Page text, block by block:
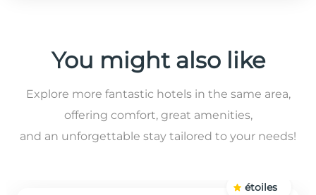
You might also like
Explore more fantastic hotels in the same area,
offering comfort, great amenities,
and an unforgettable stay tailored to your needs!
étoiles